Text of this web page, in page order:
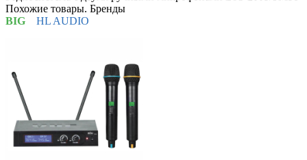
Похожие товары. Бренды
BIG
HL AUDIO